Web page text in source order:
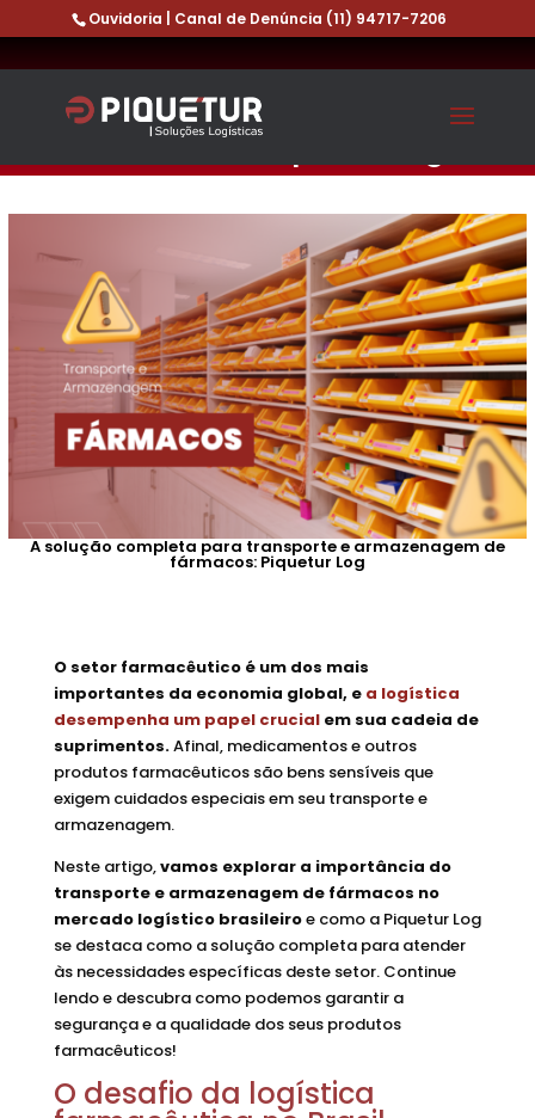
Ouvidoria | Canal de Denúncia (11) 94717-7206
A solução completa para
transporte e armazenagem de
fármacos: Piquetur Log
A solução completa para transporte e armazenagem de
fármacos: Piquetur Log
O setor farmacêutico é um dos mais
importantes da economia global, e a logística
desempenha um papel crucialem sua cadeia de
suprimentos.Afinal, medicamentos e outros
produtos farmacêuticos são bens sensíveis que
exigem cuidados especiais em seu transporte e
armazenagem.
Neste artigo,vamos explorar a importância do
transporte e armazenagem de fármacos no
mercado logístico brasileiroe como a Piquetur Log
se destaca como a solução completa para atender
às necessidades específicas deste setor. Continue
lendo e descubra como podemos garantir a
segurança e a qualidade dos seus produtos
farmacêuticos!
O desafio da logística